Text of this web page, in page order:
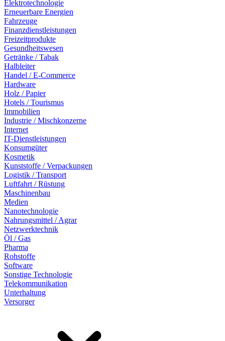
Elektrotechnologie
Erneuerbare Energien
Fahrzeuge
Finanzdienstleistungen
Freizeitprodukte
Gesundheitswesen
Getränke / Tabak
Halbleiter
Handel / E-Commerce
Hardware
Holz / Papier
Hotels / Tourismus
Immobilien
Industrie / Mischkonzerne
Internet
IT-Dienstleistungen
Konsumgüter
Kosmetik
Kunststoffe / Verpackungen
Logistik / Transport
Luftfahrt / Rüstung
Maschinenbau
Medien
Nanotechnologie
Nahrungsmittel / Agrar
Netzwerktechnik
Öl / Gas
Pharma
Rohstoffe
Software
Sonstige Technologie
Telekommunikation
Unterhaltung
Versorger